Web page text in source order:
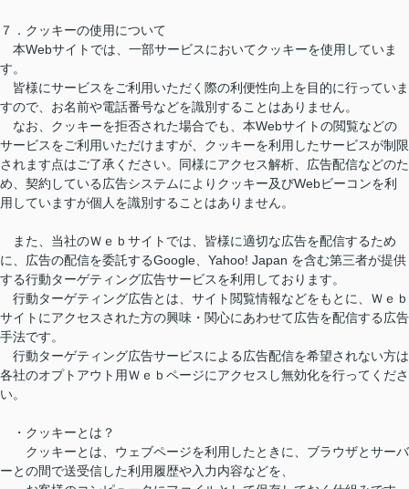
７．クッキーの使用について
本Webサイトでは、一部サービスにおいてクッキーを使用していま
す。
皆様にサービスをご利用いただく際の利便性向上を目的に行っていま
すので、お名前や電話番号などを識別することはありません。
なお、クッキーを拒否された場合でも、本Webサイトの閲覧などの
サービスをご利用いただけますが、クッキーを利用したサービスが制限
されます点はご了承ください。同様にアクセス解析、広告配信などのた
め、契約している広告システムによりクッキー及びWebビーコンを利
用していますが個人を識別することはありません。
また、当社のＷｅｂサイトでは、皆様に適切な広告を配信するため
に、広告の配信を委託するGoogle、Yahoo! Japan を含む第三者が提供
する行動ターゲティング広告サービスを利用しております。
行動ターゲティング広告とは、サイト閲覧情報などをもとに、Ｗｅｂ
サイトにアクセスされた方の興味・関心にあわせて広告を配信する広告
手法です。
行動ターゲティング広告サービスによる広告配信を希望されない方は
各社のオプトアウト用Ｗｅｂページにアクセスし無効化を行ってくださ
い。
・クッキーとは？
クッキーとは、ウェブページを利用したときに、ブラウザとサーバ
ーとの間で送受信した利用履歴や入力内容などを、